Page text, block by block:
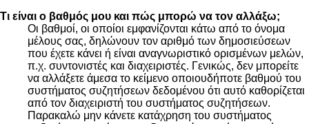
Τι είναι ο βαθμός μου και πώς μπορώ να τον αλλάξω;
Οι βαθμοί, οι οποίοι εμφανίζονται κάτω από το όνομα
μέλους σας, δηλώνουν τον αριθμό των δημοσιεύσεων
που έχετε κάνει ή είναι αναγνωριστικό ορισμένων μελών,
π.χ. συντονιστές και διαχειριστές. Γενικώς, δεν μπορείτε
να αλλάξετε άμεσα το κείμενο οποιουδήποτε βαθμού του
συστήματος συζητήσεων δεδομένου ότι αυτό καθορίζεται
από τον διαχειριστή του συστήματος συζητήσεων.
Παρακαλώ μην κάνετε κατάχρηση του συστήματος